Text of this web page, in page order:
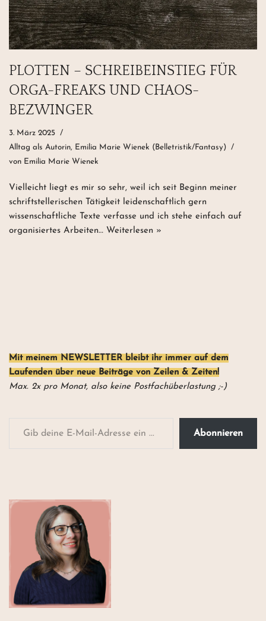
PLOTTEN – SCHREIBEINSTIEG FÜR
ORGA-FREAKS UND CHAOS-
BEZWINGER
3. März 2025
Alltag als Autorin, Emilia Marie Wienek (Belletristik/Fantasy)
von Emilia Marie Wienek
Vielleicht liegt es mir so sehr, weil ich seit Beginn meiner
schriftstellerischen Tätigkeit leidenschaftlich gern
wissenschaftliche Texte verfasse und ich stehe einfach auf
organisiertes Arbeiten… Weiterlesen »
Mit meinem NEWSLETTER bleibt ihr immer auf dem
Laufenden über neue Beiträge von Zeilen & Zeiten!
Max. 2x pro Monat, also keine Postfachüberlastung ;-)
Abonnieren